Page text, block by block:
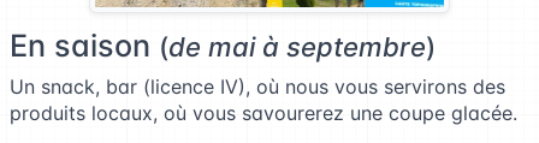
En saison (de mai à septembre)
Un snack, bar (licence IV), où nous vous servirons des
produits locaux, où vous savourerez une coupe glacée.